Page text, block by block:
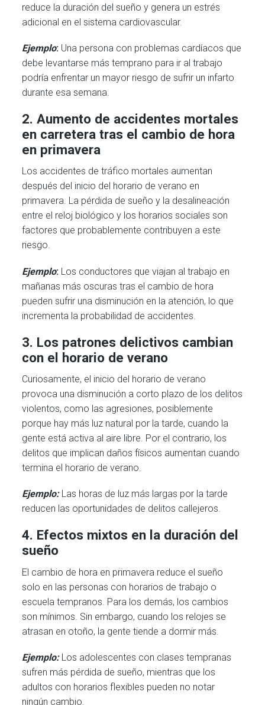
reduce la duración del sueño y genera un estrés
adicional en el sistema cardiovascular.
Ejemplo: Una persona con problemas cardíacos que
debe levantarse más temprano para ir al trabajo
podría enfrentar un mayor riesgo de sufrir un infarto
durante esa semana.
2.Aumento de accidentes mortales
en carretera tras el cambio de hora
en primavera
Los accidentes de tráfico mortales aumentan
después del inicio del horario de verano en
primavera. La pérdida de sueño y la desalineación
entre el reloj biológico y los horarios sociales son
factores que probablemente contribuyen a este
riesgo.
Ejemplo: Los conductores que viajan al trabajo en
mañanas más oscuras tras el cambio de hora
pueden sufrir una disminución en la atención, lo que
incrementa la probabilidad de accidentes.
3. Los patrones delictivos cambian
con el horario de verano
Curiosamente, el inicio del horario de verano
provoca una disminución a corto plazo de los delitos
violentos, como las agresiones, posiblemente
porque hay más luz natural por la tarde, cuando la
gente está activa al aire libre. Por el contrario, los
delitos que implican daños físicos aumentan cuando
termina el horario de verano.
Ejemplo:Las horas de luz más largas por la tarde
reducen las oportunidades de delitos callejeros.
4. Efectos mixtos en la duración del
sueño
El cambio de hora en primavera reduce el sueño
solo en las personas con horarios de trabajo o
escuela tempranos. Para los demás, los cambios
son mínimos. Sin embargo, cuando los relojes se
atrasan en otoño, la gente tiende a dormir más.
Ejemplo: Los adolescentes con clases tempranas
sufren más pérdida de sueño, mientras que los
adultos con horarios flexibles pueden no notar
ningún cambio.